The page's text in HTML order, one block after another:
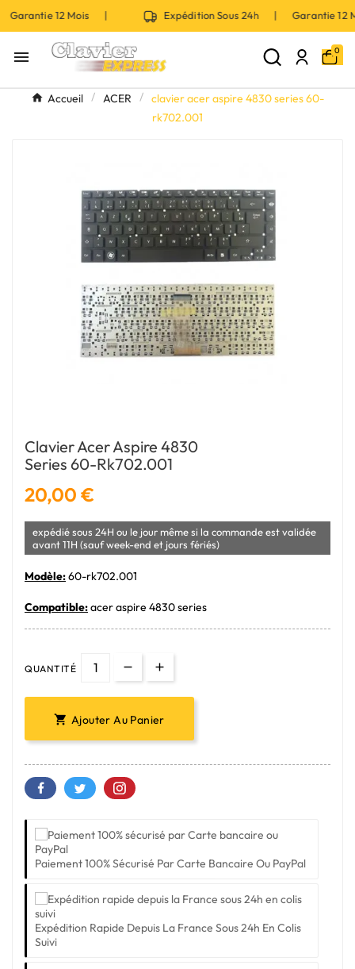
12 Mois | Expédition Sous 24h | Garantie
 0
Accueil ACER
clavier acer aspire 4830 series 60-
rk702.001
Clavier Acer Aspire 4830
Series 60-Rk702.001
20,00 €
expédié sous 24H ou le jour même si la commande est validée
avant 11H (sauf week-end et jours fériés)
Modèle:60-rk702.001
Compatible:acer aspire 4830 series
QUANTITÉ
 Ajouter Au Panier
Paiement 100% Sécurisé Par Carte Bancaire Ou PayPal
Expédition Rapide Depuis La France Sous 24h En Colis
Suivi